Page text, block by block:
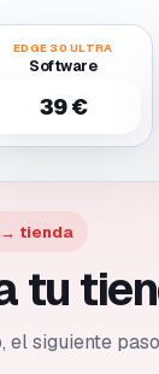
EDGE 30 ULTRA
Software
39 €
→ tienda
tu
el siguiente